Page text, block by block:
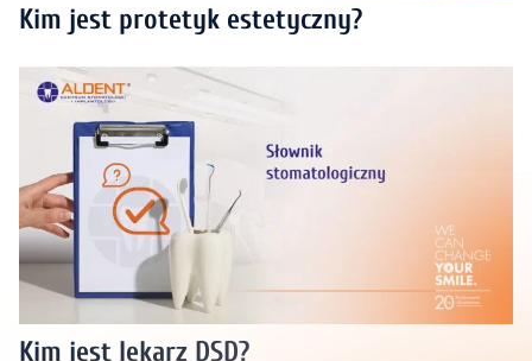
Kim jest protetyk estetyczny?
Kim jest lekarz DSD?